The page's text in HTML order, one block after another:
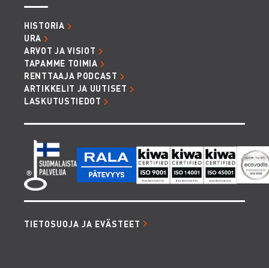
HISTORIA
URA
ARVOT JA VISIOT
TAPAMME TOIMIA
RENTTAAJA PODCAST
ARTIKKELIT JA UUTISET
LASKUTUSTIEDOT
TIETOSUOJA JA EVÄSTEET